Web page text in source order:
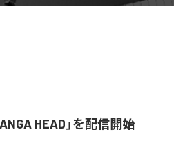
HEAD」を配信開始